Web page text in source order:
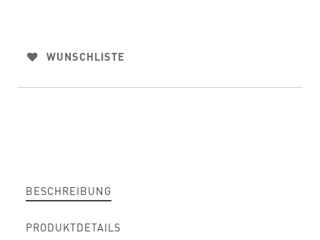
WUNSCHLISTE
BESCHREIBUNG
PRODUKTDETAILS